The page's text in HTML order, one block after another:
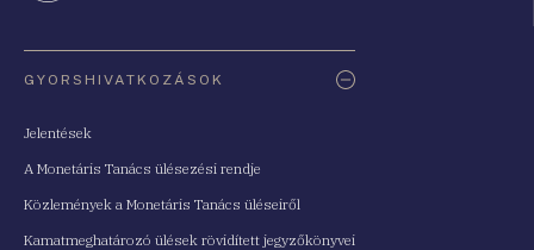
GYORSHIVATKOZÁSOK
Jelentések
A Monetáris Tanács ülésezési rendje
Közlemények a Monetáris Tanács üléseiről
Kamatmeghatározó ülések rövidített jegyzőkönyvei